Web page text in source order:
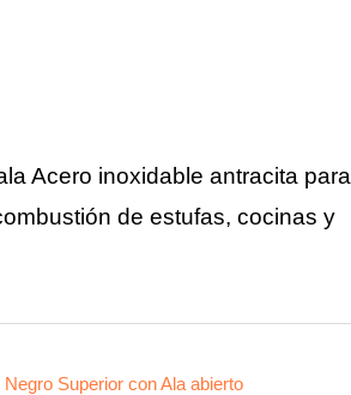
Acero inoxidable antracita para
de estufas, cocinas y
Superior con Ala abierto